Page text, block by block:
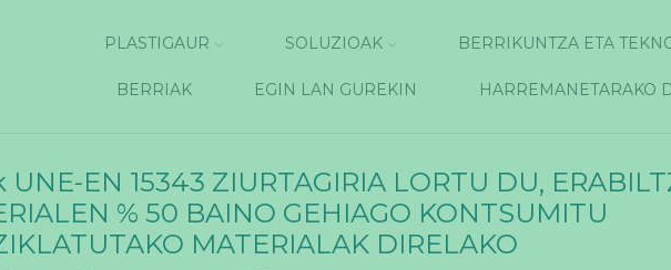
PLASTIGAUR SOLUZIOAK BERRIKUNTZA ETA
BERRIAK EGIN LAN GUREKIN HARREMANETARAKO
UNE-EN 15343 ZIURTAGIRIA LORTU DU,
% 50 BAINO GEHIAGO KONTSUMITU
MATERIALAK DIRELAKO